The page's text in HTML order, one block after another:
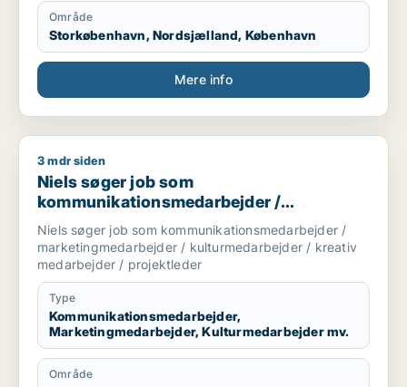
Område
Storkøbenhavn, Nordsjælland, København
Mere info
Niels søger job som kommunikationsmedarbejder /
3 mdr siden
Niels søger job som
kommunikationsmedarbejder /
marketingmedarbejder /
kulturmedarbejder / kreativ medarbejder /
projektleder
Niels søger job som kommunikationsmedarbejder /
marketingmedarbejder / kulturmedarbejder / kreativ
medarbejder / projektleder
Type
Kommunikationsmedarbejder,
Marketingmedarbejder, Kulturmedarbejder mv.
Område